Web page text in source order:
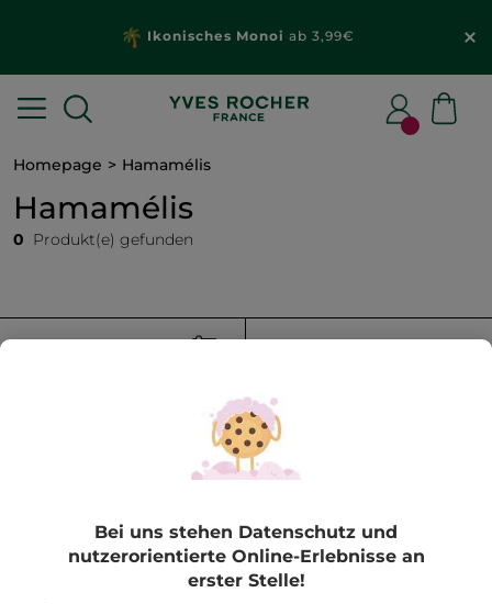
Ikonisches Monoi ab 3,99€
Homepage Hamamélis
Hamamélis
0 Produkt(e) gefunden
FILTER SORTIEREN NACH
Bei uns stehen Datenschutz und
nutzerorientierte Online-Erlebnisse an
erster Stelle!